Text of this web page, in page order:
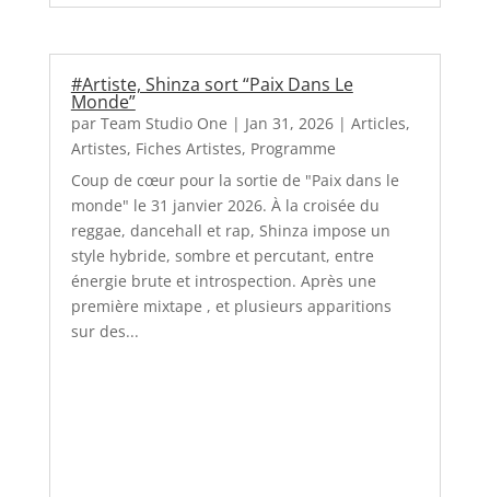
#Artiste, Shinza sort “Paix Dans Le
Monde”
par Team Studio One | Jan 31, 2026| Articles,
Artistes, Fiches Artistes, Programme
Coup de cœur pour la sortie de "Paix dans le
monde" le 31 janvier 2026. À la croisée du
reggae, dancehall et rap, Shinza impose un
style hybride, sombre et percutant, entre
énergie brute et introspection. Après une
première mixtape , et plusieurs apparitions
sur des...